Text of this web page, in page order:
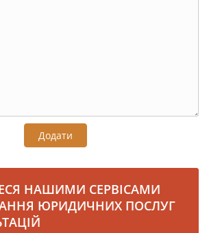
Додати
НАШИМИ СЕРВІСАМИ
ЮРИДИЧНИХ ПОСЛУГ